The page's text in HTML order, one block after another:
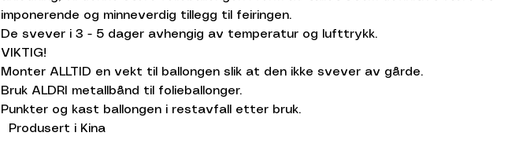
imponerende og minneverdig tillegg til feiringen.
De svever i 3 - 5 dager avhengig av temperatur og lufttrykk.
VIKTIG!
Monter ALLTID en vekt til ballongen slik at den ikke svever av gårde.
Bruk ALDRI metallbånd til folieballonger.
Punkter og kast ballongen i restavfall etter bruk.
Produsert i Kina